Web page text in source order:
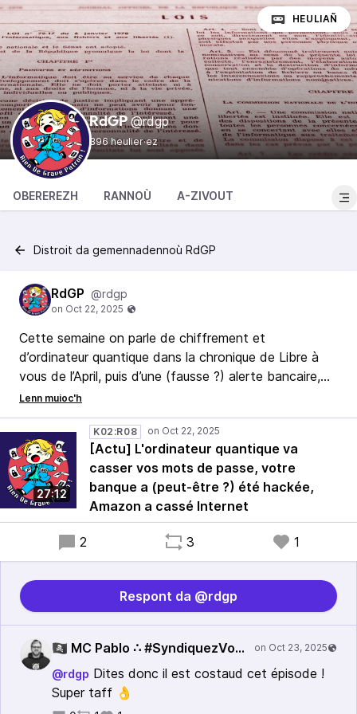
RdGP @rdgp
396 heulier·ez
HEULIAÑ
OBEREREZH RANNOÙ A-ZIVOUT
Distroit da gemennadennoù RdGP
RdGP @rdgp
Cette semaine on parle de chiffrement et
d’ordinateur quantique dans la chronique de Libre à
vous de l’April, puis d’une (fausse ?) alerte bancaire,
d’une victoire du libre à Polytechnique et d’Internet
qui part en sucette à cause d'Amazon.
27:12
K02:R08
[Actu] L'ordinateur quantique va
casser vos mots de passe, votre
banque a (peut-être ?) été hackée,
Amazon a cassé Internet
2 3 1
Respont da @rdgp
🏴‍☠️ MC Pablo ∴ #SyndiquezVous
@p4bl0@mamot.fr
@rdgp Dites donc il est costaud cet épisode !
Super taff 👌